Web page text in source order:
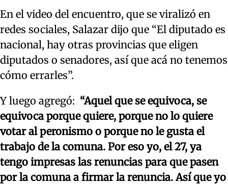
En el video del encuentro, que se viralizó en
redes sociales, Salazar dijo que “El diputado es
nacional, hay otras provincias que eligen
diputados o senadores, así que acá no tenemos
cómo errarles”.
Y luego agregó: “Aquel que se equivoca, se
equivoca porque quiere, porque no lo quiere
votar al peronismo o porque no le gusta el
trabajo de la comuna. Por eso yo, el 27, ya
tengo impresas las renuncias para que pasen
por la comuna a firmar la renuncia. Así que yo